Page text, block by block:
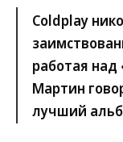
Coldplay
работая над
Мартин
лучший